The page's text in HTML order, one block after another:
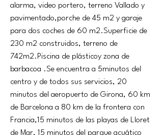
alarma, video portero, terreno Vallado y
pavimentado,porche de 45 m2 y garaje
para dos coches de 60 m2.Superficie de
230 m2 construidos, terreno de
742m2.Piscina de plásticoy zona de
barbacoa .Se encuentra a 5minutos del
centro y de todos sus servicios, 20
minutos del aeropuerto de Girona, 60 km
de Barcelona a 80 km de la frontera con
Francia,15 minutos de las playas de Lloret
de Mar, 15 minutos del parque acuático